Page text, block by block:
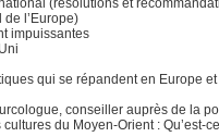
(résolutions et
l’Europe)
impuissantes
qui se répandent en Europe et
conseiller auprès de la
du Moyen-Orient : Qu’est-